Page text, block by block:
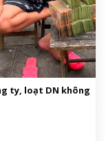
ty, loạt DN không